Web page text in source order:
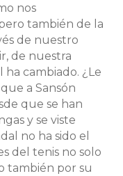
nos
también de la
de nuestro
de nuestra
ha cambiado. ¿Le
a Sansón
que se han
y se viste
no ha sido el
del tenis no solo
también por su